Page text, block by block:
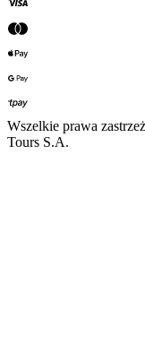
Wszelkie prawa
Tours S.A.